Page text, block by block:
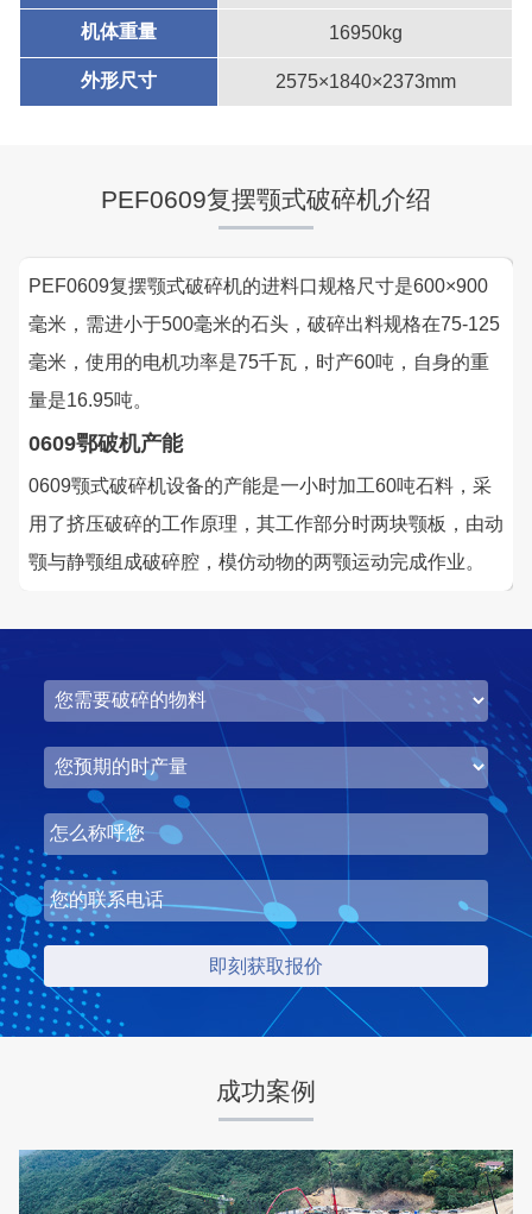
机体重量 16950kg
外形尺寸 2575×1840×2373mm
PEF0609复摆颚式破碎机介绍
PEF0609复摆颚式破碎机的进料口规格尺寸是600×900
毫米，需进小于500毫米的石头，破碎出料规格在75-125
毫米，使用的电机功率是75千瓦，时产60吨，自身的重
量是16.95吨。
0609鄂破机产能
0609颚式破碎机设备的产能是一小时加工60吨石料，采
用了挤压破碎的工作原理，其工作部分时两块颚板，由动
颚与静颚组成破碎腔，模仿动物的两颚运动完成作业。
成功案例
湖北省中昇东浩荆门建材时产500-600吨机制砂项目
项目坐标
湖北省荆门市
设计产能
时产500-600吨
项目业主
中昇东浩荆门建材
生产原料
石灰石
咨询该项目执行经理